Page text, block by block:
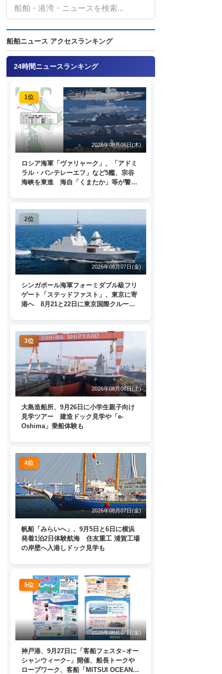
船舶ニュース アクセスランキング
24時間ニュースランキング
1位
2026年08月06日(木)
ロシア海軍「ヴァリャーク」、「アドミ
ラル・パンテレーエフ」など5艦、宗谷
海峡を東進 海自「くまたか」等が警戒
2位
2026年08月07日(金)
シンガポール海軍フォーミダブル級フリ
ゲート「ステッドファスト」、東京に寄
港へ 8月21と22日に東京国際クルーズ
3位
2026年08月08日(土)
大島造船所、9月26日に小学生親子向け
見学ツアー 建造ドック見学や「e-
Oshima」乗船体験も
4位
2026年08月07日(金)
帆船「みらいへ」、9月5日と6日に横浜
発着1泊2日体験航海 住友重工 浦賀工場
の岸壁へ入港しドック見学も
5位
2026年08月07日(金)
神戸港、9月27日に「客船フェスタ~オー
シャンウィーク~」開催、船長トークや
ロープワーク、客船「MITSUI OCEAN